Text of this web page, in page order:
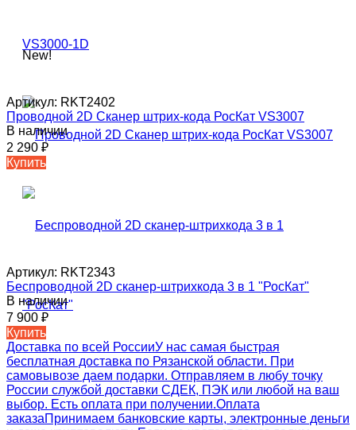
New!
Артикул: RKT2402
Проводной 2D Сканер штрих-кода РосКат VS3007
В наличии
2 290 ₽
Купить
Артикул: RKT2343
Беспроводной 2D сканер-штрихкода 3 в 1 "РосКат"
В наличии
7 900 ₽
Купить
Доставка по всей РоссииУ нас самая быстрая
бесплатная доставка по Рязанской области. При
самовывозе даем подарки. Отправляем в любу точку
России службой доставки СДЕК, ПЭК или любой на ваш
выбор. Есть оплата при получении.Оплата
заказаПринимаем банковские карты, электронные деньги